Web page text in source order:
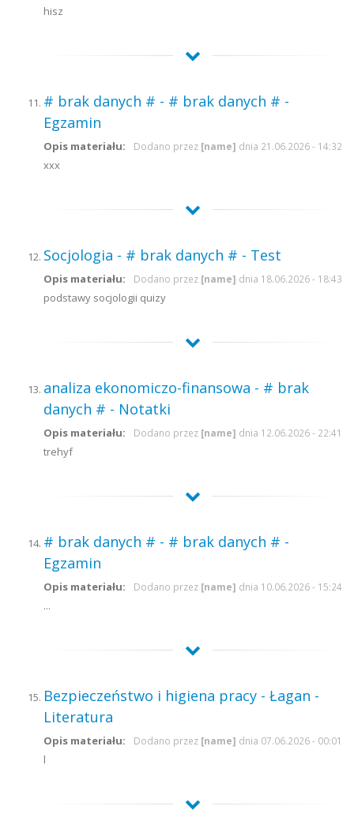
hisz
# brak danych # - # brak danych # -
Egzamin
Dodano przez [name] dnia 21.06.2026 - 14:32
Opis materiału:
xxx
Socjologia - # brak danych # - Test
Dodano przez [name] dnia 18.06.2026 - 18:43
Opis materiału:
podstawy socjologii quizy
analiza ekonomiczo-finansowa - # brak
danych # - Notatki
Dodano przez [name] dnia 12.06.2026 - 22:41
Opis materiału:
trehyf
# brak danych # - # brak danych # -
Egzamin
Dodano przez [name] dnia 10.06.2026 - 15:24
Opis materiału:
...
Bezpieczeństwo i higiena pracy - Łagan -
Literatura
Dodano przez [name] dnia 07.06.2026 - 00:01
Opis materiału:
l